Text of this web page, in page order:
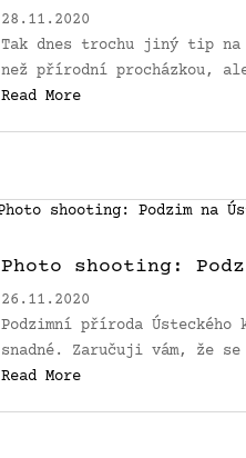
28.11.2020
Tak dnes trochu jiný tip na
než přírodní procházkou,
Read More
Photo shooting:
26.11.2020
Podzimní příroda
snadné. Zaručuji vám, že
Read More